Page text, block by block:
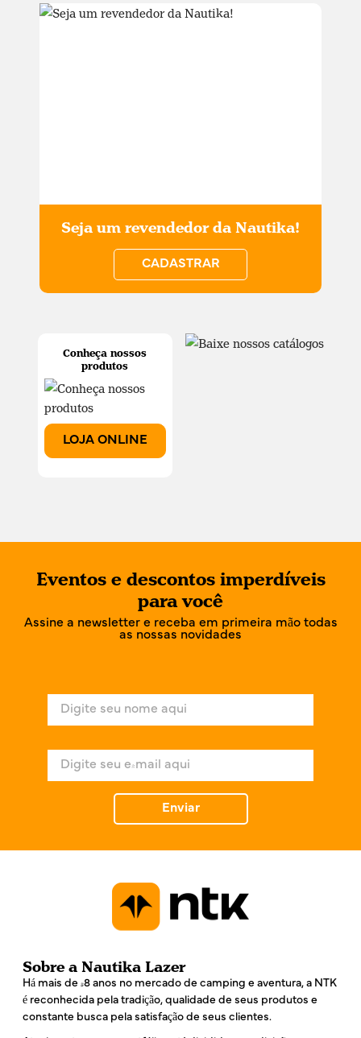
Conheça nossos
produtos
LOJA ONLINE
Seja um revendedor da Nautika!
CADASTRAR
Eventos e descontos imperdíveis
para você
Assine a newsletter e receba em primeira mão todas
as nossas novidades
e
*
Enviar
Sobre a Nautika Lazer
Há mais de 48 anos no mercado de camping e aventura, a NTK
é reconhecida pela tradição, qualidade de seus produtos e
constante busca pela satisfação de seus clientes.